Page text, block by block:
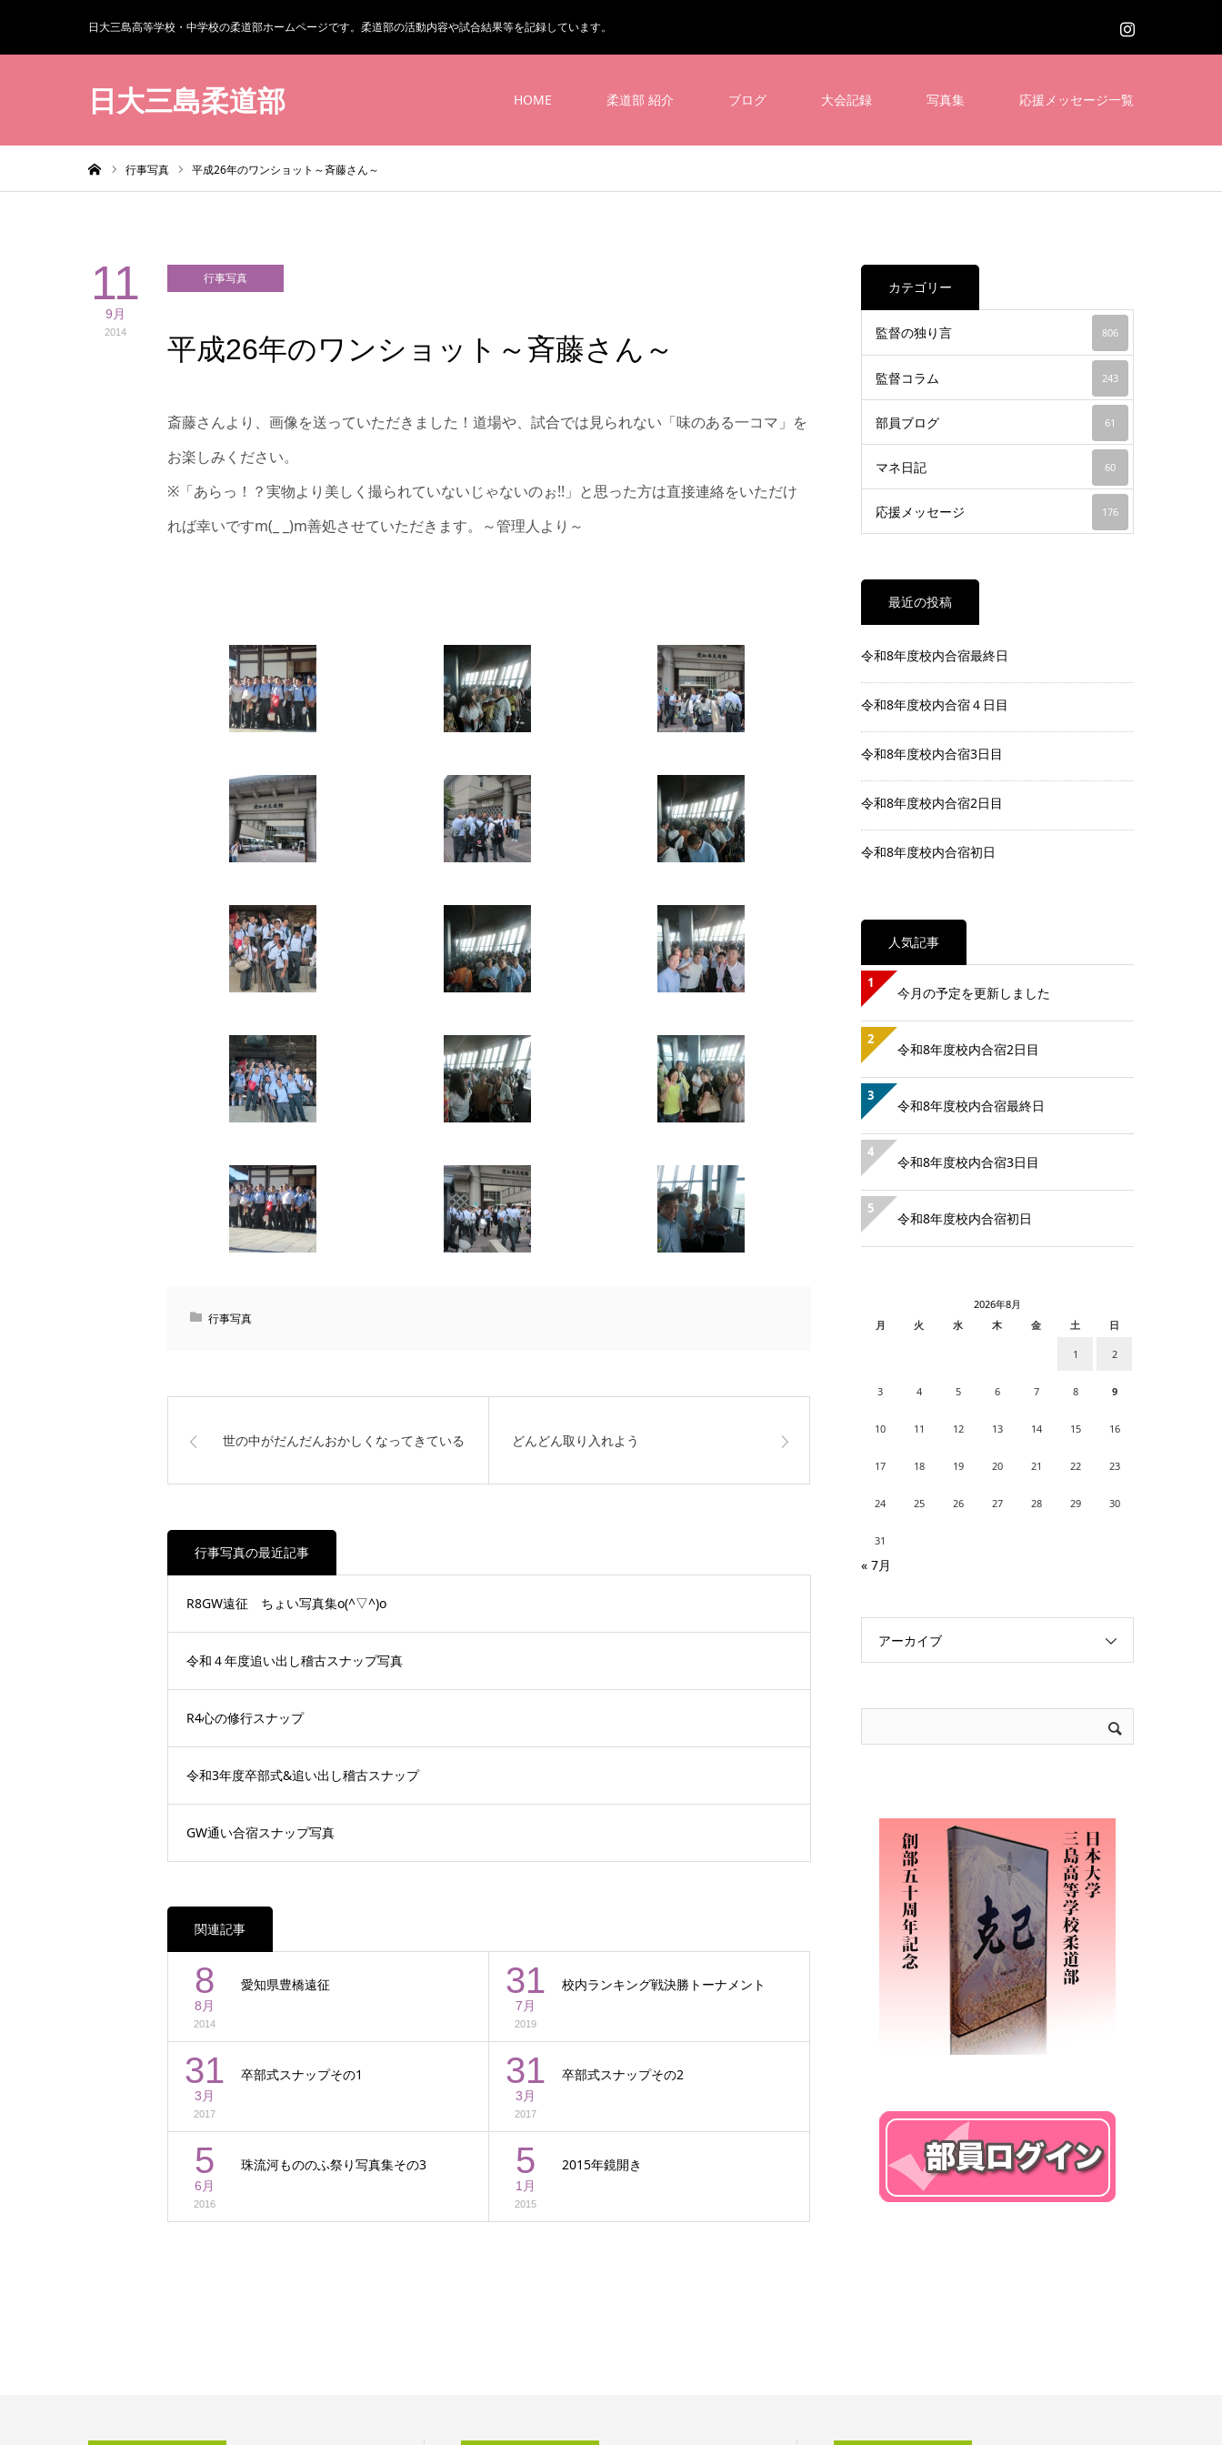
日大三島高等学校・中学校の柔道部ホームページです。柔道部の活動内容や試合結果等を記録しています。
日大三島柔道部 HOME 柔道部 紹介 ブログ 大会記録 写真集 応援メッセージ一覧
行事写真 平成26年のワンショット～斉藤さん～
11
9月
2014
行事写真
平成26年のワンショット～斉藤さん～
斎藤さんより、画像を送っていただきました！道場や、試合では見られない「味のある一コマ」を
お楽しみください。
※「あらっ！？実物より美しく撮られていないじゃないのぉ!!」と思った方は直接連絡をいただけ
れば幸いですm(_ _)m善処させていただきます。～管理人より～
行事写真
世の中がだんだんおかしくなってきている どんどん取り入れよう
行事写真の最近記事
R8GW遠征 ちょい写真集o(^▽^)o
令和４年度追い出し稽古スナップ写真
R4心の修行スナップ
令和3年度卒部式&追い出し稽古スナップ
GW通い合宿スナップ写真
関連記事
8
8月
2014
愛知県豊橋遠征 31
7月
2019
校内ランキング戦決勝トーナメント
31
3月
2017
卒部式スナップその1 31
3月
2017
卒部式スナップその2
5
6月
2016
珠流河もののふ祭り写真集その3 5
1月
2015
2015年鏡開き
カテゴリー
監督の独り言 806
監督コラム 243
部員ブログ 61
マネ日記 60
応援メッセージ 176
最近の投稿
令和8年度校内合宿最終日
令和8年度校内合宿４日目
令和8年度校内合宿3日目
令和8年度校内合宿2日目
令和8年度校内合宿初日
人気記事
1
今月の予定を更新しました
2
令和8年度校内合宿2日目
3
令和8年度校内合宿最終日
4
令和8年度校内合宿3日目
5
令和8年度校内合宿初日
2026年8月
月
火 水 木 金 土 日
1 2
3 4 5 6 7 8 9
10 11 12 13 14 15 16
17 18 19 20 21 22 23
24 25 26 27 28 29 30
31
« 7月
アーカイブ